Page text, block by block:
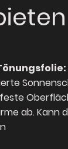
ab. Kann